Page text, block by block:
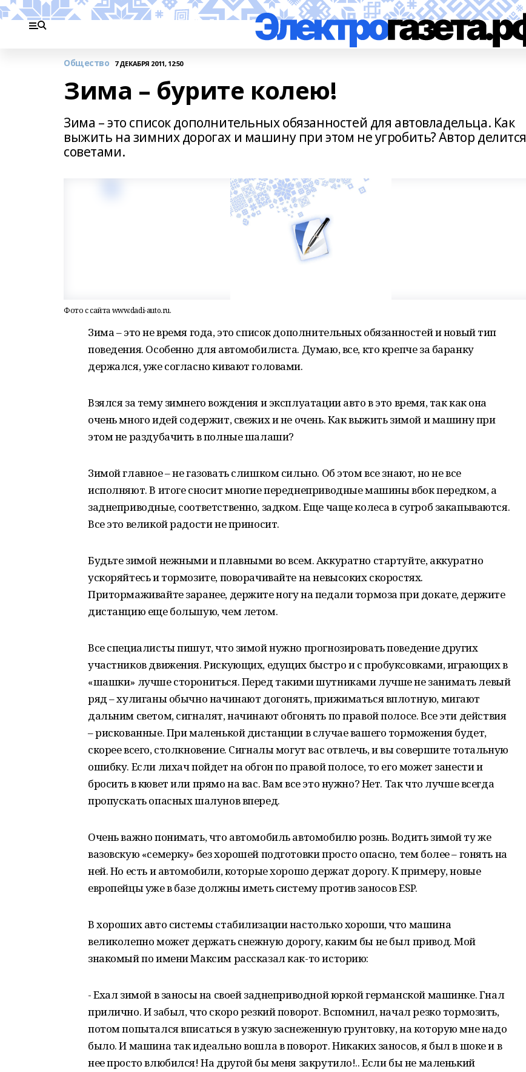
Общество 7 ДЕКАБРЯ 2011, 12:50
Зима – бурите колею!
Зима – это список дополнительных обязанностей для автовладельца. Как
выжить на зимних дорогах и машину при этом не угробить? Автор делится
советами.
Фото с сайта www.dadi-auto.ru.
Зима – это не время года, это список дополнительных обязанностей и новый тип
поведения. Особенно для автомобилиста. Думаю, все, кто крепче за баранку
держался, уже согласно кивают головами.
Взялся за тему зимнего вождения и эксплуатации авто в это время, так как она
очень много идей содержит, свежих и не очень. Как выжить зимой и машину при
этом не раздубачить в полные шалаши?
Зимой главное – не газовать слишком сильно. Об этом все знают, но не все
исполняют. В итоге сносит многие переднеприводные машины вбок передком, а
заднеприводные, соответственно, задком. Еще чаще колеса в сугроб закапываются.
Все это великой радости не приносит.
Будьте зимой нежными и плавными во всем. Аккуратно стартуйте, аккуратно
ускоряйтесь и тормозите, поворачивайте на невысоких скоростях.
Притормаживайте заранее, держите ногу на педали тормоза при докате, держите
дистанцию еще большую, чем летом.
Все специалисты пишут, что зимой нужно прогнозировать поведение других
участников движения. Рискующих, едущих быстро и с пробуксовками, играющих в
«шашки» лучше сторониться. Перед такими шутниками лучше не занимать левый
ряд – хулиганы обычно начинают догонять, прижиматься вплотную, мигают
дальним светом, сигналят, начинают обгонять по правой полосе. Все эти действия
– рискованные. При маленькой дистанции в случае вашего торможения будет,
скорее всего, столкновение. Сигналы могут вас отвлечь, и вы совершите тотальную
ошибку. Если лихач пойдет на обгон по правой полосе, то его может занести и
бросить в кювет или прямо на вас. Вам все это нужно? Нет. Так что лучше всегда
пропускать опасных шалунов вперед.
Очень важно понимать, что автомобиль автомобилю рознь. Водить зимой ту же
вазовскую «семерку» без хорошей подготовки просто опасно, тем более – гонять на
ней. Но есть и автомобили, которые хорошо держат дорогу. К примеру, новые
европейцы уже в базе должны иметь систему против заносов ESP.
В хороших авто системы стабилизации настолько хороши, что машина
великолепно может держать снежную дорогу, каким бы не был привод. Мой
знакомый по имени Максим рассказал как-то историю:
- Ехал зимой в заносы на своей заднеприводной юркой германской машинке. Гнал
прилично. И забыл, что скоро резкий поворот. Вспомнил, начал резко тормозить,
потом попытался вписаться в узкую заснеженную грунтовку, на которую мне надо
было. И машина так идеально вошла в поворот. Никаких заносов, я был в шоке и в
нее просто влюбился! На другой бы меня закрутило!.. Если бы не маленький